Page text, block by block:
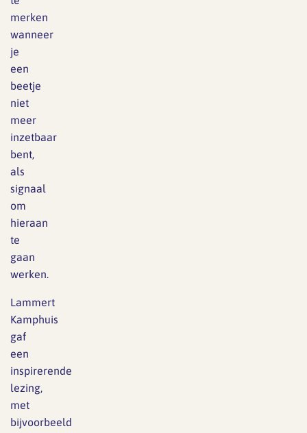
merken
wanneer
je
een
beetje
niet
meer
inzetbaar
bent,
als
signaal
om
hieraan
te
gaan
werken.
Lammert
Kamphuis
gaf
een
inspirerende
lezing,
met
bijvoorbeeld